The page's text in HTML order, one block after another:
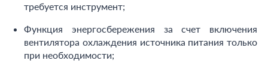
требуется инструмент;
Функция энергосбережения за счет включения
вентилятора охлаждения источника питания только
при необходимости;